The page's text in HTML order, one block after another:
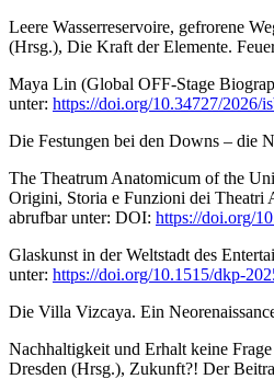
Leere Wasserreservoire, gefrorene
(Hrsg.), Die Kraft der Elemente.
Maya Lin (Global OFF-Stage
unter: https://doi.org/10.34727/2026/
Die Festungen bei den Downs – die
The Theatrum Anatomicum of the
Origini, Storia e Funzioni dei Theatri
abrufbar unter: DOI: https://doi.org/
Glaskunst in der Weltstadt des
unter: https://doi.org/10.1515/dkp-
Die Villa Vizcaya. Ein
Nachhaltigkeit und Erhalt keine
Dresden (Hrsg.), Zukunft?! Der